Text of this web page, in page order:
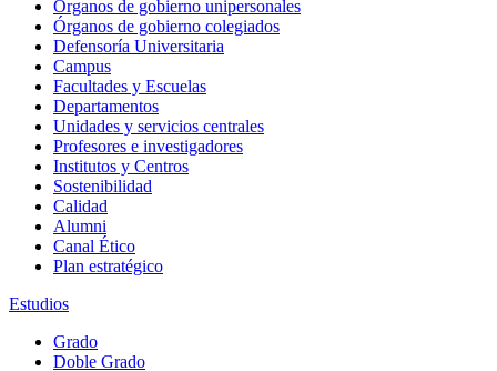
Órganos de gobierno unipersonales
Órganos de gobierno colegiados
Defensoría Universitaria
Campus
Facultades y Escuelas
Departamentos
Unidades y servicios centrales
Profesores e investigadores
Institutos y Centros
Sostenibilidad
Calidad
Alumni
Canal Ético
Plan estratégico
Estudios
Grado
Doble Grado